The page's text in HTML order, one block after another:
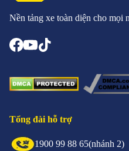
Nền tảng xe toàn diện cho mọi
Tổng đài hỗ trợ
1900 99 88 65(nhánh 2)